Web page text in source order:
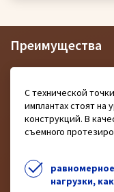
Преимущества
С технической
имплантах стоят
конструкций. В
съемного
нагрузки,